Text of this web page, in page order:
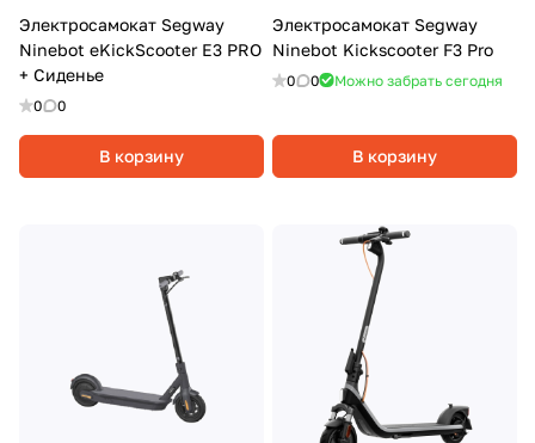
Электросамокат Segway
Ninebot eKickScooter E3 PRO
+ Сиденье
0 0
В корзину
Электросамокат Segway
Ninebot Kickscooter F3 Pro
0 0 Можно забрать сегодня
В корзину